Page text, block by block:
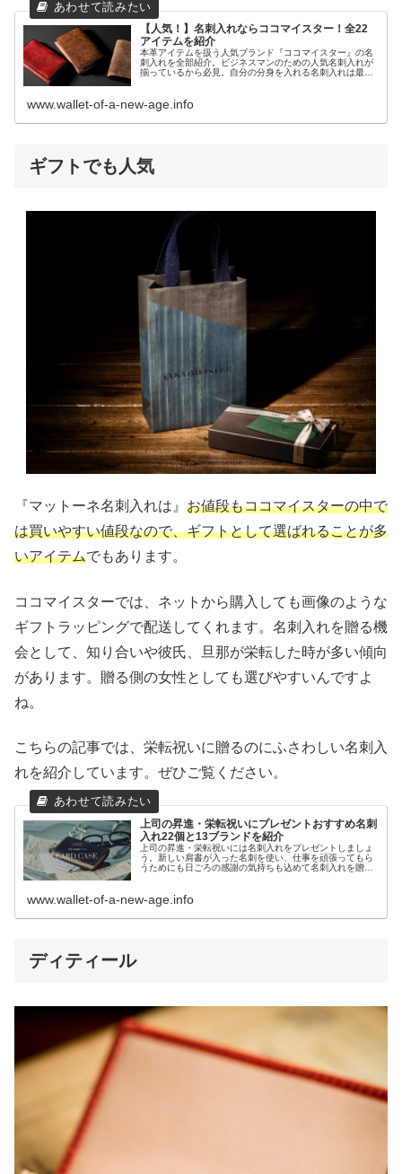
【人気！】名刺入れならココマイスター！全22
アイテムを紹介
本革アイテムを扱う人気ブランド『ココマイスター』の名
刺入れを全部紹介。ビジネスマンのための人気名刺入れが
揃っているから必見。自分の分身を入れる名刺入れは最高
www.wallet-of-a-new-age.info
ギフトでも人気
『マットーネ名刺入れは』 お値段もココマイスターの中で
は買いやすい値段なので、ギフトとして選ばれることが多
いアイテムでもあります。
ココマイスターでは、ネットから購入しても画像のような
ギフトラッピングで配送してくれます。名刺入れを贈る機
会として、知り合いや彼氏、旦那が栄転した時が多い傾向
があります。贈る側の女性としても選びやすいんですよ
ね。
こちらの記事では、栄転祝いに贈るのにふさわしい名刺入
れを紹介しています。ぜひご覧ください。
上司の昇進・栄転祝いにプレゼントおすすめ名刺
入れ22個と13ブランドを紹介
上司の昇進・栄転祝いには名刺入れをプレゼントしましょ
う。新しい肩書が入った名刺を使い、仕事を頑張ってもら
うためにも日ごろの感謝の気持ちも込めて名刺入れを贈る
www.wallet-of-a-new-age.info
ディティール